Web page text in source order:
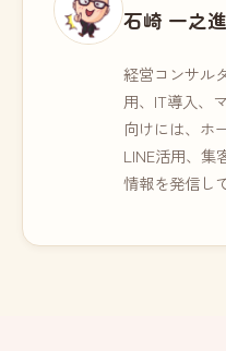
石崎 一之
経営コンサル
用、IT導入、
向けには、ホ
LINE活用、集
情報を発信し